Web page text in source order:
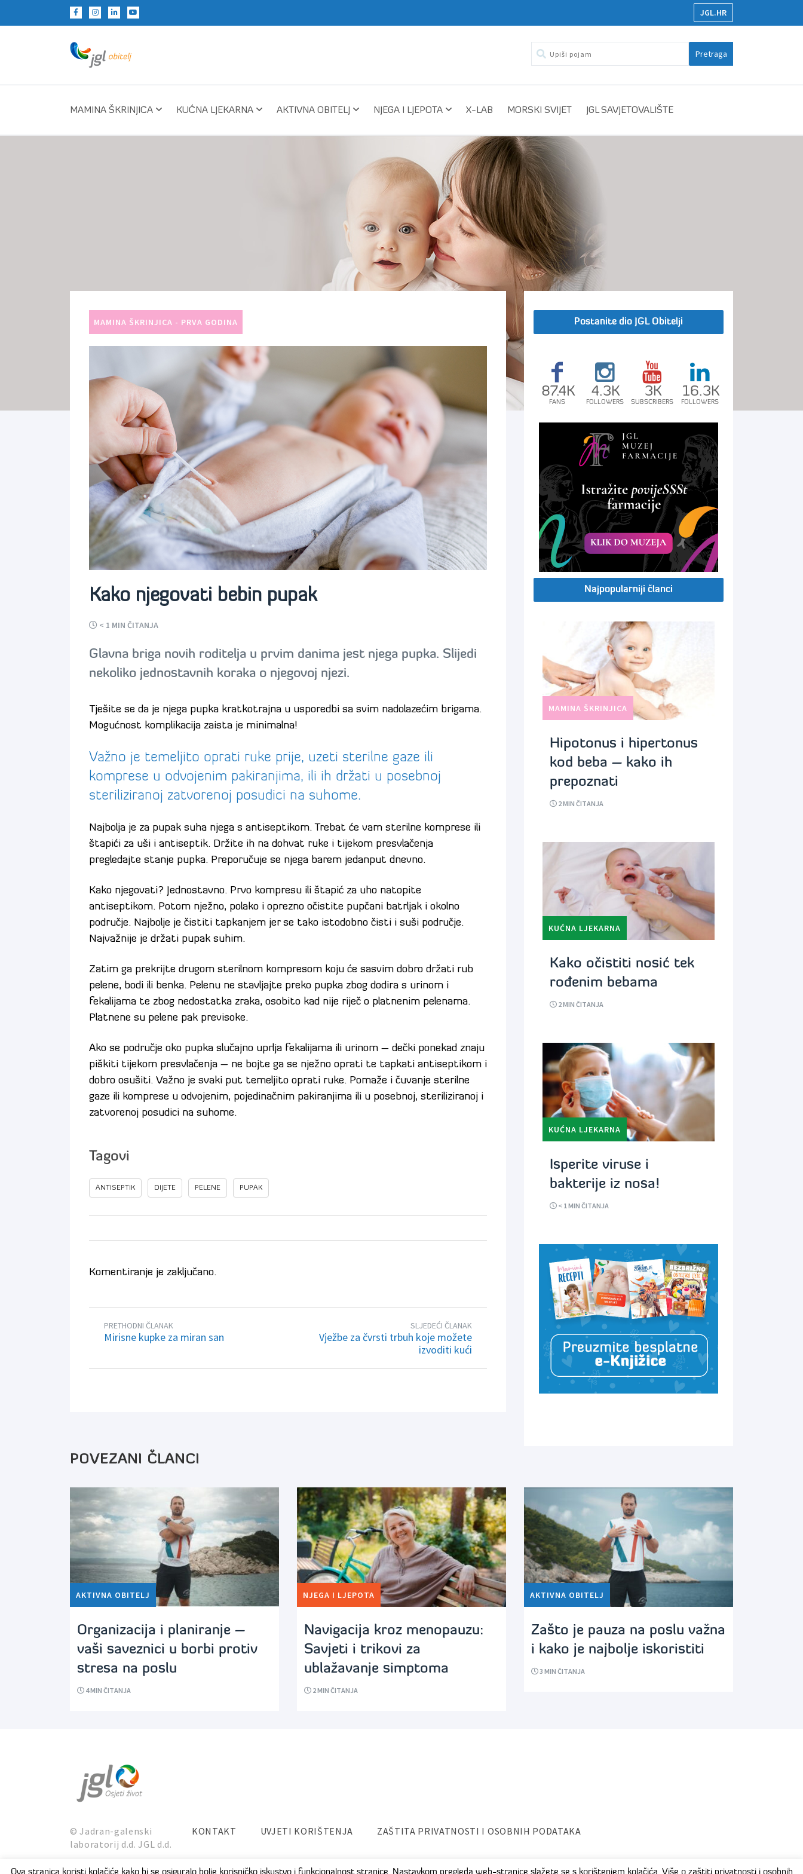
JGL.HR
Pretraga
MAMINA ŠKRINJICA KUĆNA LJEKARNA AKTIVNA OBITELJ NJEGA I LJEPOTA X-LAB MORSKI SVIJET JGL SAVJETOVALIŠTE
MAMINA ŠKRINJICA - PRVA GODINA
Kako njegovati bebin pupak
< 1 MIN ČITANJA
Glavna briga novih roditelja u prvim danima jest njega pupka. Slijedi
nekoliko jednostavnih koraka o njegovoj njezi.
Tješite se da je njega pupka kratkotrajna u usporedbi sa svim nadolazećim brigama.
Mogućnost komplikacija zaista je minimalna!
Važno je temeljito oprati ruke prije, uzeti sterilne gaze ili
komprese u odvojenim pakiranjima, ili ih držati u posebnoj
steriliziranoj zatvorenoj posudici na suhome.
Najbolja je za pupak suha njega s antiseptikom. Trebat će vam sterilne komprese ili
štapići za uši i antiseptik. Držite ih na dohvat ruke i tijekom presvlačenja
pregledajte stanje pupka. Preporučuje se njega barem jedanput dnevno.
Kako njegovati? Jednostavno. Prvo kompresu ili štapić za uho natopite
antiseptikom. Potom nježno, polako i oprezno očistite pupčani batrljak i okolno
područje. Najbolje je čistiti tapkanjem jer se tako istodobno čisti i suši područje.
Najvažnije je držati pupak suhim.
Zatim ga prekrijte drugom sterilnom kompresom koju će sasvim dobro držati rub
pelene, bodi ili benka. Pelenu ne stavljajte preko pupka zbog dodira s urinom i
fekalijama te zbog nedostatka zraka, osobito kad nije riječ o platnenim pelenama.
Platnene su pelene pak previsoke.
Ako se područje oko pupka slučajno uprlja fekalijama ili urinom – dečki ponekad znaju
piškiti tijekom presvlačenja – ne bojte ga se nježno oprati te tapkati antiseptikom i
dobro osušiti. Važno je svaki put temeljito oprati ruke. Pomaže i čuvanje sterilne
gaze ili komprese u odvojenim, pojedinačnim pakiranjima ili u posebnoj, steriliziranoj i
zatvorenoj posudici na suhome.
Tagovi
ANTISEPTIK DIJETE PELENE PUPAK
Komentiranje je zaključano.
PRETHODNI ČLANAK
Mirisne kupke za miran san
SLJEDEĆI ČLANAK
Vježbe za čvrsti trbuh koje možete
izvoditi kući
Postanite dio JGL Obitelji
87.4K
FANS
4.3K
FOLLOWERS
3K
SUBSCRIBERS
16.3K
FOLLOWERS
Najpopularniji članci
MAMINA ŠKRINJICA
Hipotonus i hipertonus
kod beba – kako ih
prepoznati
2MIN ČITANJA
KUĆNA LJEKARNA
Kako očistiti nosić tek
rođenim bebama
2MIN ČITANJA
KUĆNA LJEKARNA
Isperite viruse i
bakterije iz nosa!
< 1 MIN ČITANJA
POVEZANI ČLANCI
AKTIVNA OBITELJ
Organizacija i planiranje –
vaši saveznici u borbi protiv
stresa na poslu
4MIN ČITANJA
NJEGA I LJEPOTA
Navigacija kroz menopauzu:
Savjeti i trikovi za
ublažavanje simptoma
2MIN ČITANJA
AKTIVNA OBITELJ
Zašto je pauza na poslu važna
i kako je najbolje iskoristiti
3 MIN ČITANJA
© Jadran-galenski
laboratorij d.d. JGL d.d.
KONTAKT UVJETI KORIŠTENJA ZAŠTITA PRIVATNOSTI I OSOBNIH PODATAKA